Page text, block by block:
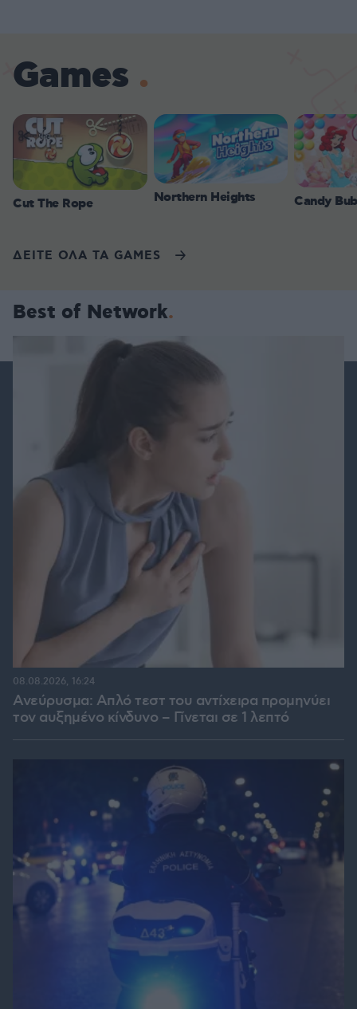
Games
Cut The Rope Northern Heights Candy
ΔΕΙΤΕ ΟΛΑ ΤΑ GAMES
Best of Network
Ανεύρυσμα: Απλό τεστ του αντίχειρα προμηνύει
τον αυξημένο κίνδυνο – Γίνεται σε 1 λεπτό
08.08.2026, 16:24